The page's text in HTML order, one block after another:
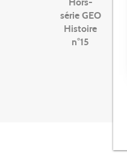
série GEO
Histoire
n°15